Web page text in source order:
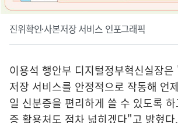
진위확인·사본저장 서비스 인포그래픽
이용석 행안부 디지털정부혁신실장은
저장 서비스를 안정적으로 작동해 언
일 신분증을 편리하게 쓸 수 있도록
증 활용처도 점차 넓히겠다"고 밝혔다.